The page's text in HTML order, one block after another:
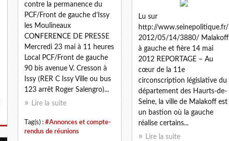
contre la permanence du
PCF/Front de gauche d’Issy
les Moulineaux
CONFERENCE DE PRESSE
Mercredi 23 mai à 11 heures
Local PCF/Front de gauche
90 bis avenue V. Cresson à
Issy (RER C Issy Ville ou bus
123 arrêt Roger Salengro)...
Lire la suite
Tag(s) : #Annonces et compte-
rendus de réunions
Lu sur
http://www.seinepolitique.fr/
2012/05/14/3880/ Malakoff
à gauche et fière 14 mai
2012 REPORTAGE – Au
cœur de la 11e
circonscription législative du
département des Haurts-de-
Seine, la ville de Malakoff est
un bastion où la gauche
réalise certains...
Lire la suite